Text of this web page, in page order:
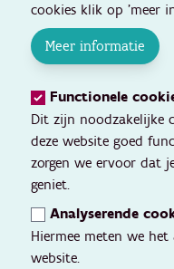
cookies klik op 'meer
Meer informatie
Functionele
Dit zijn noodzakelijke
deze website goed
zorgen we ervoor dat
geniet.
Analyserende
Hiermee meten we
website.